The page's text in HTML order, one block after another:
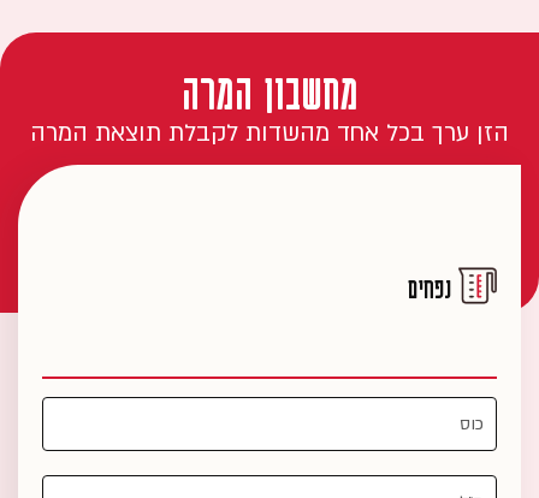
מחשבון המרה
הזן ערך בכל אחד מהשדות לקבלת תוצאת המרה
נפחים